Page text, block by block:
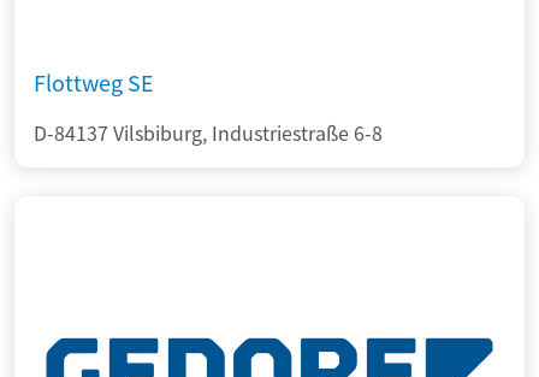
Flottweg SE
D-84137 Vilsbiburg, Industriestraße 6-8